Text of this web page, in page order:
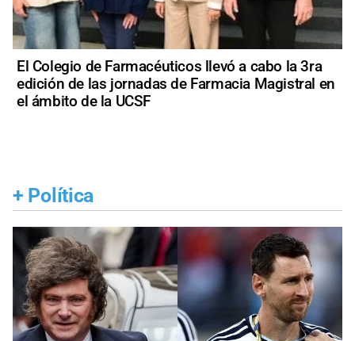
El Colegio de Farmacéuticos llevó a cabo la 3ra
edición de las jornadas de Farmacia Magistral en
el ámbito de la UCSF
+ Política